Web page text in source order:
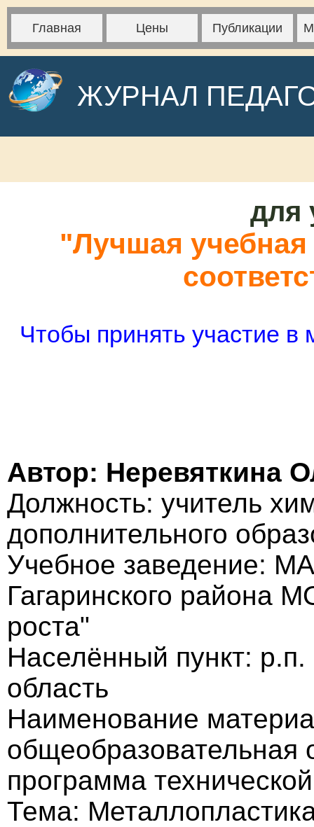
Главная Цены Публикации
ЖУРНАЛ
для
"Лучшая учебная
Чтобы принять участие
Автор: Неревяткина
Должность: учитель
дополнительного
Учебное заведение:
Гагаринского района
роста"
Населённый пункт:
область
Наименование
программа
Тема: